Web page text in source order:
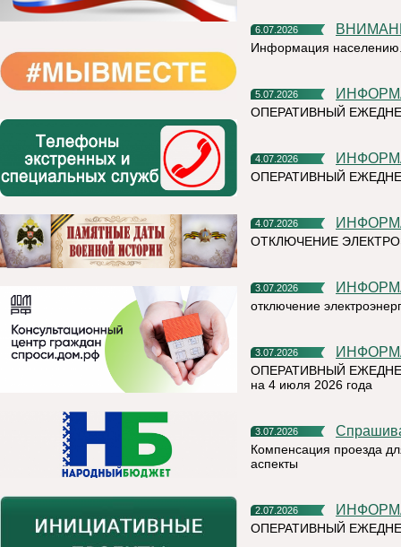
6.07.2026
Информация
5.07.2026
ОПЕРАТИВНЫЙ
4.07.2026
ОПЕРАТИВНЫЙ
4.07.2026
ОТКЛЮЧЕНИЕ
3.07.2026
отключение
3.07.2026
ОПЕРАТИВНЫЙ
на 4 июля 2026 года
3.07.2026
Компенсация проезда
аспекты
2.07.2026
ОПЕРАТИВНЫЙ